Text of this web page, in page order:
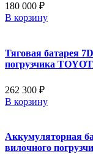
180 000 ₽
В корзину
Тяговая батарея
погрузчика
262 300 ₽
В корзину
Аккумуляторная
вилочного